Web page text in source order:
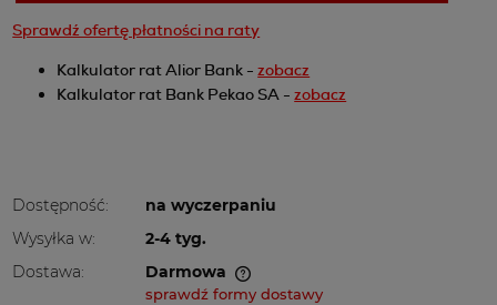
Sprawdź ofertę płatności na raty
Kalkulator rat Alior Bank -zobacz
Kalkulator rat Bank Pekao SA -zobacz
Dostępność:
na wyczerpaniu
Wysyłka w:
2-4 tyg.
Dostawa:
Darmowa
Cena nie zawiera ewentualnych kosztów płatności
sprawdź formy dostawy